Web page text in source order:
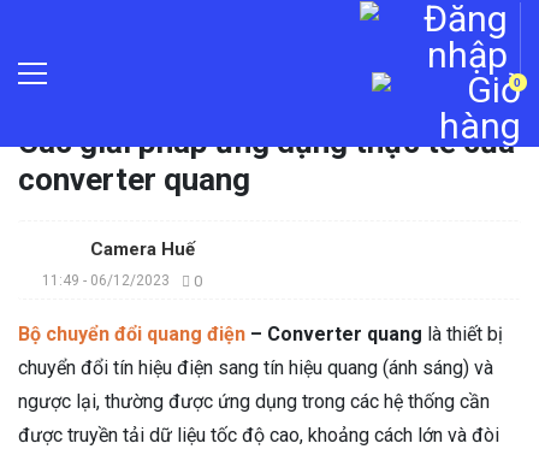
0
Các giải pháp ứng dụng thực tế của
converter quang
Camera Huế
11:49 - 06/12/2023 0
Bộ chuyển đổi quang điện – Converter quang là thiết bị
chuyển đổi tín hiệu điện sang tín hiệu quang (ánh sáng) và
ngược lại, thường được ứng dụng trong các hệ thống cần
được truyền tải dữ liệu tốc độ cao, khoảng cách lớn và đòi